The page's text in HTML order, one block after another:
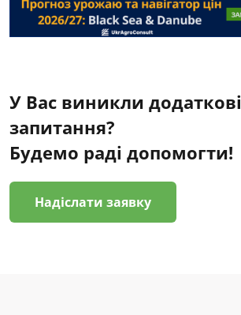
У Вас виникли додаткові
запитання?
Будемо раді допомогти!
Надіслати заявку